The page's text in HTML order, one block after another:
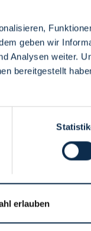
geben wir
Analysen weiter.
bereitgestellt
erlauben